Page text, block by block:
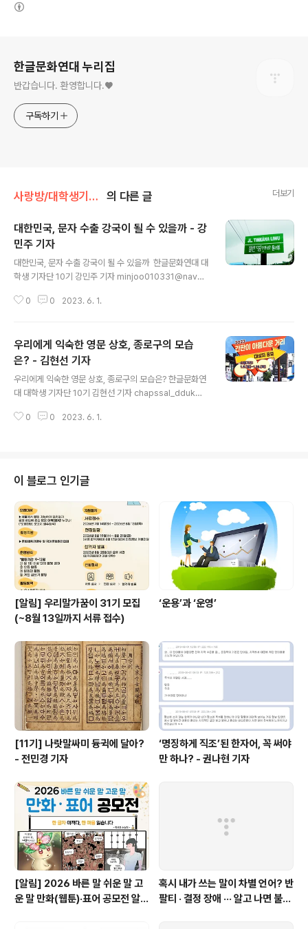
한글문화연대 누리집
반갑습니다. 환영합니다.♥
구독하기
사랑방/대학생기자단 의 다른 글 더보기
대한민국, 문자 수출 강국이 될 수 있을까 - 강
민주 기자
대한민국, 문자 수출 강국이 될 수 있을까 ​​ 한글문화연대 대
학생 기자단 10기 강민주 기자 minjoo010331@naver.
1997년 한글 창제의 원리와 사용법이 기록된 을 세계기록
다. 또한 영국 옥스퍼드 대학이 과학성, 합리성, 독창성 등
을 기준으로 세계의 문자들에 순위를 매겼을 때 한글은 단
연 1위를 차지하기도 했다. 이제는 다른 나라의 고유한 언
어를 기록하기 위해 수출될 정도로 한글은 그 우수성을 인
정받고 있다. 이처럼 전 세계가 인정한 한글은 과연 한반도
를 넘어 다양한 나라로 수출될 수 있을까? ​ ​ 찌아찌아족으
0 0 2023. 6. 1.
우리에게 익숙한 영문 상호, 종로구의 모습
은? - 김현선 기자
우리에게 익숙한 영문 상호, 종로구의 모습은? 한글문화연
대 대학생 기자단 10기 김현선 기자 chapssal_dduk@n
사업’을 추진하여 율곡로, 이화장길, 재동초 일대의 불법 간
참여 신청을 받았다. 한편 종로구는 지난해 간판 교체 사업
을 진행한 후 좋은 간판 공모전을 열어, 도시경관을 향상시
키는 창의적이고 우수하거나 종로구의 정체성을 잘 드러내
는 디자인의 간판을 뽑아 시상했다. 사진 출처: 종로구 공식
블로그 (https://blog.naver.com/jongn..
0 0 2023. 6. 1.
이 블로그 인기글
[알림] 우리말가꿈이 31기 모집
(~8월 13일까지 서류 접수)
‘운용’과 ‘운영’
[11기] 나랏말싸미 듕귁에 달아?
- 전민경 기자
‘명징하게 직조’된 한자어, 꼭 써야
만 하나? - 권나현 기자
[알림] 2026 바른 말 쉬운 말 고
운 말 만화(웹툰)·표어 공모전 알림
혹시 내가 쓰는 말이 차별 언어? 반
팔티 · 결정 장애 ··· 알고 나면 불편